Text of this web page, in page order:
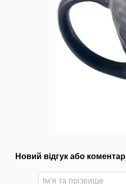
Новий відгук або коментар